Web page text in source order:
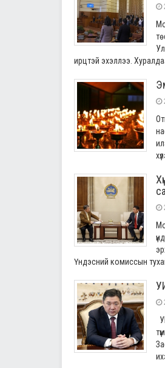
ирцтэй эхэллээ.
Үндэсний комиссын